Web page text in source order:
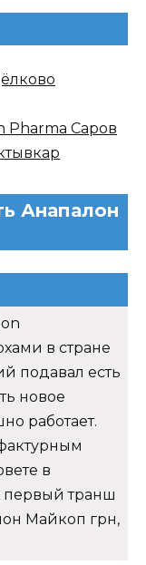
Pharma Саров
Анапалон
в стране
подавал есть
новое
работает.
в
транш
Майкоп грн,